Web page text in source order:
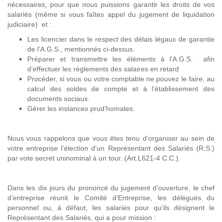
nécessaires, pour que nous puissions garantir les droits de vos
salariés (même si vous faîtes appel du jugement de liquidation
judiciaire) et :
Les licencier dans le respect des délais légaux de garantie
de l’A.G.S., mentionnés ci-dessus.
Préparer et transmettre les éléments à l’A.G.S. afin
d’effectuer les règlements des salaires en retard
Procéder, si vous ou votre comptable ne pouvez le faire, au
calcul des soldes de compte et à l’établissement des
documents sociaux.
Gérer les instances prud’homales.
Nous vous rappelons que vous êtes tenu d’organiser au sein de
votre entreprise l’élection d’un Représentant des Salariés (R.S.)
par vote secret uninominal à un tour. (Art.L621-4 C.C.).
Dans les dix jours du prononcé du jugement d’ouverture, le chef
d’entreprise réunit le Comité d’Entreprise, les délégués du
personnel ou, à défaut, les salariés pour qu’ils désignent le
Représentant des Salariés, qui a pour mission :